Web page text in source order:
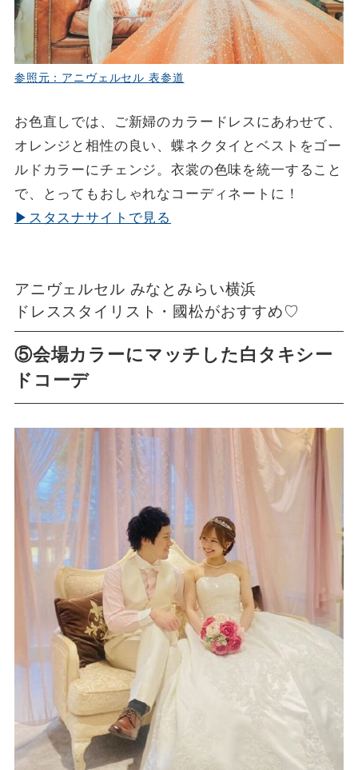
参照元：アニヴェルセル 表参道
お色直しでは、ご新婦のカラードレスにあわせて、
オレンジと相性の良い、蝶ネクタイとベストをゴー
ルドカラーにチェンジ。衣裳の色味を統一すること
で、とってもおしゃれなコーディネートに！
▶スタスナサイトで見る
アニヴェルセル みなとみらい横浜
ドレススタイリスト・國松がおすすめ♡
⑤会場カラーにマッチした白タキシー
ドコーデ